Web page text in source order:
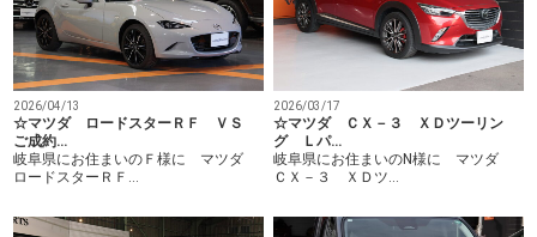
2026/04/13
☆マツダ ロードスターＲＦ ＶＳ
ご成約…
岐阜県にお住まいのＦ様に マツダ
ロードスターＲＦ…
2026/03/17
☆マツダ ＣＸ－３ ＸＤツーリン
グ Ｌパ…
岐阜県にお住まいのN様に マツダ
ＣＸ－３ ＸＤツ…